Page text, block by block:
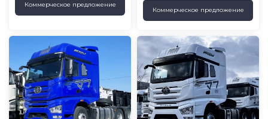
Коммерческое предложение
Коммерческое предложение